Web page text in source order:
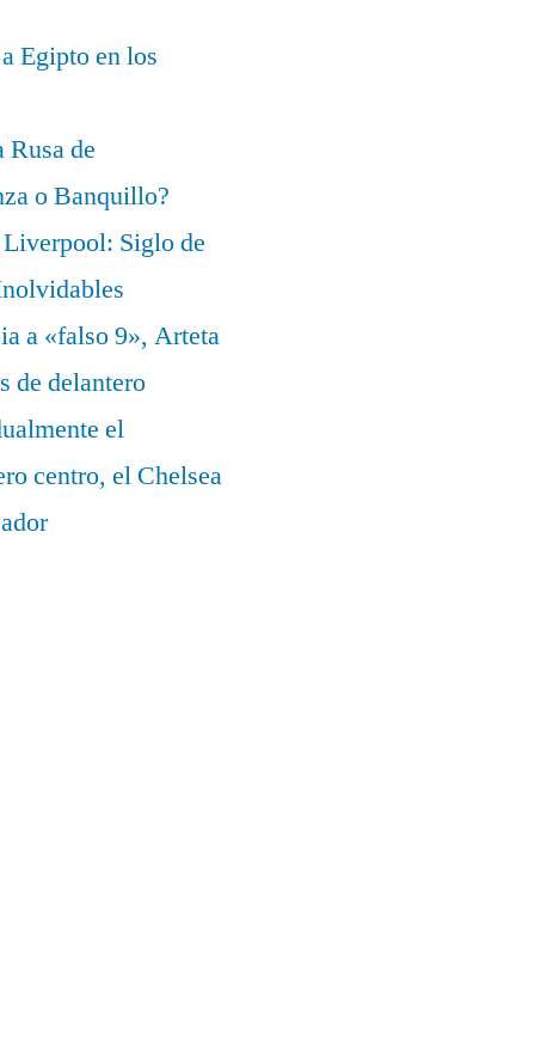
Egipto en los
de
o Banquillo?
Siglo de
a «falso 9», Arteta
de delantero
el
centro, el Chelsea